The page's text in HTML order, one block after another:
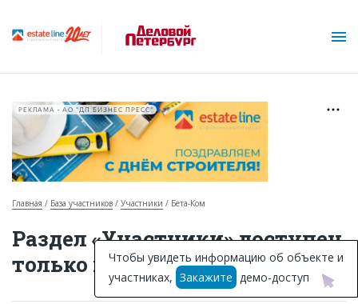
Горячие объекты
База строящихся объектов
РЕКЛАМА • АО "ДП БИЗНЕС ПРЕСС"
Главная База участников Участники Бета-Ком
Раздел «Участники» доступен
только подписчикам
Чтобы увидеть информацию об объекте и
участниках, Закажите демо-доступ